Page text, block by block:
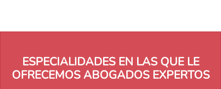
ESPECIALIDADES EN LAS QUE LE
OFRECEMOS ABOGADOS EXPERTOS